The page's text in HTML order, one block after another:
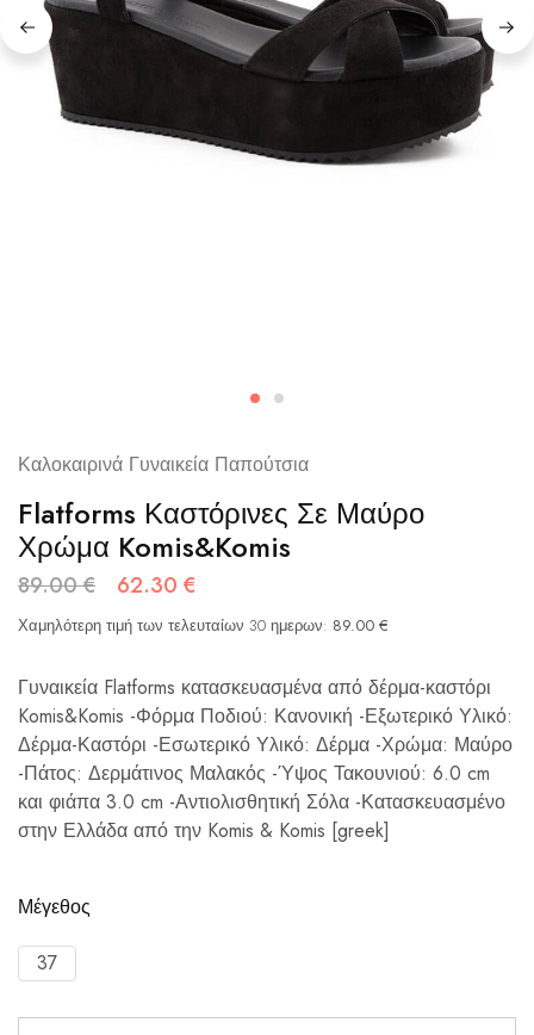
Καλοκαιρινά Γυναικεία Παπούτσια
Flatforms Καστόρινες Σε Μαύρο
Χρώμα Komis&Komis
89.00€ 62.30 €
Χαμηλότερη τιμή των τελευταίων 30 ημερων: 89.00 €
Γυναικεία Flatforms κατασκευασμένα από δέρμα-καστόρι
Komis&Komis -Φόρμα Ποδιού: Κανονική -Εξωτερικό Υλικό:
Δέρμα-Καστόρι -Εσωτερικό Υλικό: Δέρμα -Χρώμα: Μαύρο
-Πάτος: Δερμάτινος Μαλακός -Ύψος Τακουνιού: 6.0 cm
και φιάπα 3.0 cm -Αντιολισθητική Σόλα -Κατασκευασμένο
στην Ελλάδα από την Komis & Komis [greek]
Μέγεθος
37